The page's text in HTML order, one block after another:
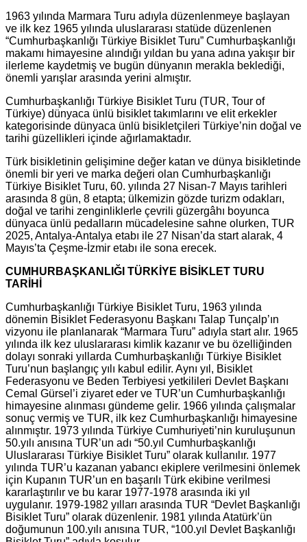
1963 yılında Marmara Turu adıyla düzenlenmeye başlayan
ve ilk kez 1965 yılında uluslararası statüde düzenlenen
“Cumhurbaşkanlığı Türkiye Bisiklet Turu” Cumhurbaşkanlığı
makamı himayesine alındığı yıldan bu yana adına yakışır bir
ilerleme kaydetmiş ve bugün dünyanın merakla beklediği,
önemli yarışlar arasında yerini almıştır.
Cumhurbaşkanlığı Türkiye Bisiklet Turu (TUR, Tour of
Türkiye) dünyaca ünlü bisiklet takımlarını ve elit erkekler
kategorisinde dünyaca ünlü bisikletçileri Türkiye’nin doğal ve
tarihi güzellikleri içinde ağırlamaktadır.
Türk bisikletinin gelişimine değer katan ve dünya bisikletinde
önemli bir yeri ve marka değeri olan Cumhurbaşkanlığı
Türkiye Bisiklet Turu, 60. yılında 27 Nisan-7 Mayıs tarihleri
arasında 8 gün, 8 etapta; ülkemizin gözde turizm odakları,
doğal ve tarihi zenginliklerle çevrili güzergâhı boyunca
dünyaca ünlü pedalların mücadelesine sahne olurken, TUR
2025, Antalya-Antalya etabı ile 27 Nisan’da start alarak, 4
Mayıs’ta Çeşme-İzmir etabı ile sona erecek.
CUMHURBAŞKANLIĞI TÜRKİYE BİSİKLET TURU
TARİHİ
Cumhurbaşkanlığı Türkiye Bisiklet Turu, 1963 yılında
dönemin Bisiklet Federasyonu Başkanı Talap Tunçalp’ın
vizyonu ile planlanarak “Marmara Turu” adıyla start alır. 1965
yılında ilk kez uluslararası kimlik kazanır ve bu özelliğinden
dolayı sonraki yıllarda Cumhurbaşkanlığı Türkiye Bisiklet
Turu’nun başlangıç yılı kabul edilir. Aynı yıl, Bisiklet
Federasyonu ve Beden Terbiyesi yetkilileri Devlet Başkanı
Cemal Gürsel’i ziyaret eder ve TUR’un Cumhurbaşkanlığı
himayesine alınması gündeme gelir. 1966 yılında çalışmalar
sonuç vermiş ve TUR, ilk kez Cumhurbaşkanlığı himayesine
alınmıştır. 1973 yılında Türkiye Cumhuriyeti’nin kuruluşunun
50.yılı anısına TUR’un adı “50.yıl Cumhurbaşkanlığı
Uluslararası Türkiye Bisiklet Turu” olarak kullanılır. 1977
yılında TUR’u kazanan yabancı ekiplere verilmesini önlemek
için Kupanın TUR’un en başarılı Türk ekibine verilmesi
kararlaştırılır ve bu karar 1977-1978 arasında iki yıl
uygulanır. 1979-1982 yılları arasında TUR “Devlet Başkanlığı
Bisiklet Turu” olarak düzenlenir. 1981 yılında Atatürk’ün
doğumunun 100.yılı anısına TUR, “100.yıl Devlet Başkanlığı